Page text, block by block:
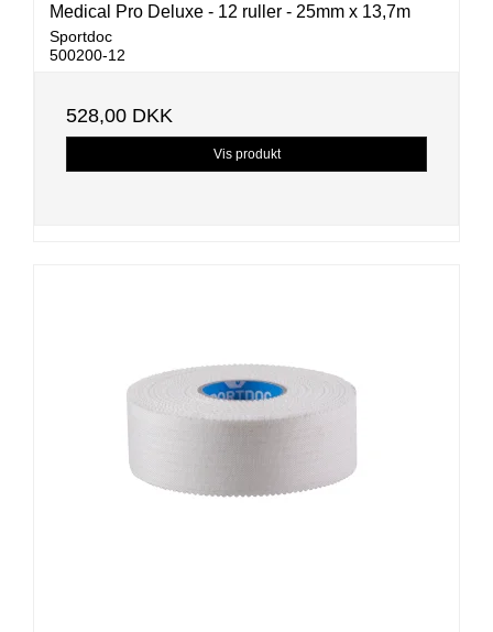
Medical Pro Deluxe - 12 ruller - 25mm x 13,7m
Sportdoc
500200-12
528,00 DKK
Vis produkt